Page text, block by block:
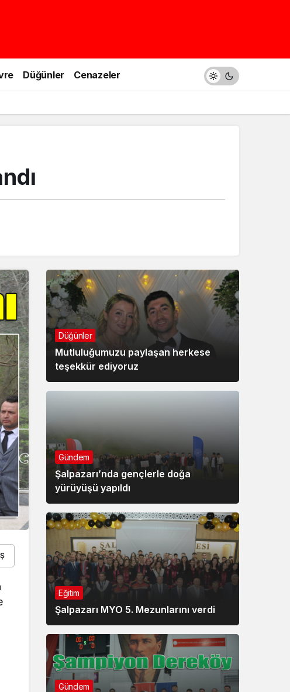
Düğünler Cenazeler
Düğünler
Mutluluğumuzu paylaşan herkese
teşekkür ediyoruz
Gündem
Şalpazarı’nda gençlerle doğa
yürüyüşü yapıldı
Eğitim
Şalpazarı MYO 5. Mezunlarını verdi
Gündem